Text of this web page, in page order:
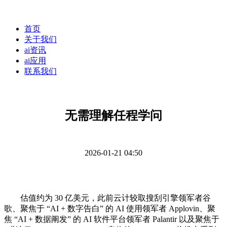
首页
关于我们
ai资讯
ai应用
联系我们
无需理解任程学问
2026-01-21 04:50
估值约为 30 亿美元，此前云计较取搜刮引擎领军者谷
歌、聚焦于 “AI + 数字告白” 的 AI 使用领军者 Applovin、聚
焦 “AI + 数据阐发” 的 AI 软件平台领军者 Palantir 以及聚焦于